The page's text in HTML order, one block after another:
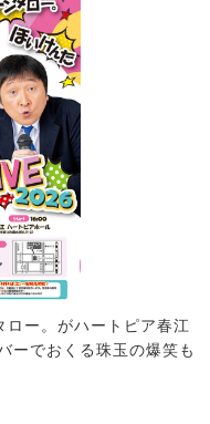
ロー。がハートピア春江
ーでおくる珠玉の爆笑も